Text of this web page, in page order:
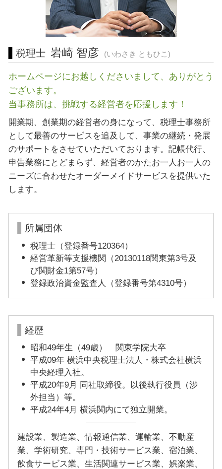
会社設立 三重県 相談
経営相談 岐阜県 税理士
会社設立 相模原市 税理士 相談
税理士 岩崎 智彦 (いわさき ともひこ)
ホームページにお越しくださいまして、ありがとう
ございます。
当事務所は、挑戦する経営者を応援します！
開業期、創業期の経営者の身になって、税理士事務所
として最善のサービスを追及して、事業の継続・発展
のサポートをさせていただいております。記帳代行、
申告業務にとどまらず、経営者のかたお一人お一人の
ニーズに合わせたオーダーメイドサービスを提供いた
します。
所属団体
税理士（登録番号120364）
経営革新等支援機関（20130118関東第3号及
び関財金1第57号）
登録政治資金監査人（登録番号第4310号）
経歴
昭和49年生（49歳） 関東学院大卒
平成09年 横浜中央税理士法人・株式会社横浜
中央経理入社。
平成20年9月 同社取締役。以後執行役員（渉
外担当）等。
平成24年4月 横浜関内にて独立開業。
建設業、製造業、情報通信業、運輸業、不動産
業、学術研究、専門・技術サービス業、宿泊業、
飲食サービス業、生活関連サービス業、娯楽業、